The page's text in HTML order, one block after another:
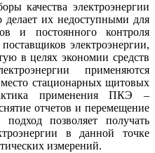
качества электроэнергии
их недоступными для
и постоянного контроля
электроэнергии,
в целях экономии средств
применяются
стационарных щитовых
применения ПКЭ –
отчетов и перемещение
позволяет получать
в данной точке
измерений.